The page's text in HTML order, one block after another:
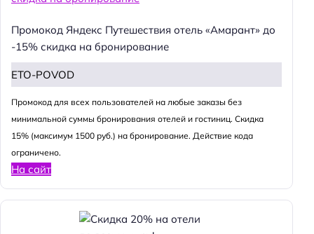
Промокод Яндекс Путешествия отель «Амарант» до
-15% скидка на бронирование
ETO-POVOD
Промокод для всех пользователей на любые заказы без
минимальной суммы бронирования отелей и гостиниц. Скидка
15% (максимум 1500 руб.) на бронирование. Действие кода
ограничено.
На сайт